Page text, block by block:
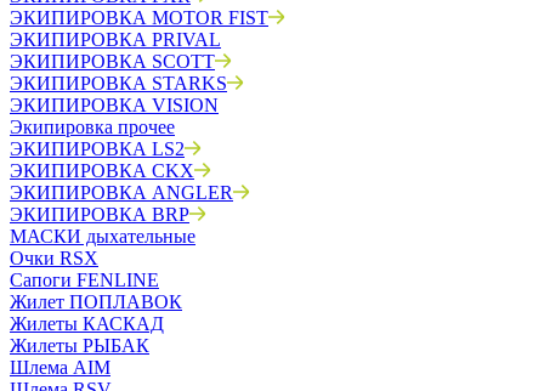
ЭКИПИРОВКА MOTOR FIST
ЭКИПИРОВКА PRIVAL
ЭКИПИРОВКА SCOTT
ЭКИПИРОВКА STARKS
ЭКИПИРОВКА VISION
Экипировка прочее
ЭКИПИРОВКА LS2
ЭКИПИРОВКА CKX
ЭКИПИРОВКА ANGLER
ЭКИПИРОВКА BRP
МАСКИ дыхательные
Очки RSX
Сапоги FENLINE
Жилет ПОПЛАВОК
Жилеты КАСКАД
Жилеты РЫБАК
Шлема AIM